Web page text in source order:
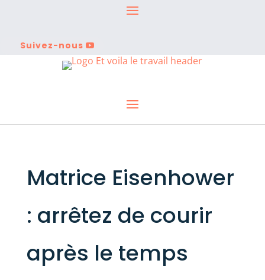
Suivez-nous
Matrice Eisenhower
: arrêtez de courir
après le temps